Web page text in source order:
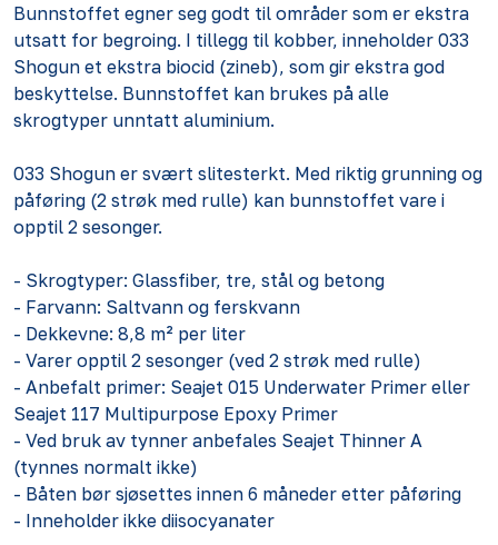
Bunnstoffet egner seg godt til områder som er ekstra
utsatt for begroing. I tillegg til kobber, inneholder 033
Shogun et ekstra biocid (zineb), som gir ekstra god
beskyttelse. Bunnstoffet kan brukes på alle
skrogtyper unntatt aluminium.
033 Shogun er svært slitesterkt. Med riktig grunning og
påføring (2 strøk med rulle) kan bunnstoffet vare i
opptil 2 sesonger.
- Skrogtyper: Glassfiber, tre, stål og betong
- Farvann: Saltvann og ferskvann
- Dekkevne: 8,8 m² per liter
- Varer opptil 2 sesonger (ved 2 strøk med rulle)
- Anbefalt primer: Seajet 015 Underwater Primer eller
Seajet 117 Multipurpose Epoxy Primer
- Ved bruk av tynner anbefales Seajet Thinner A
(tynnes normalt ikke)
- Båten bør sjøsettes innen 6 måneder etter påføring
- Inneholder ikke diisocyanater